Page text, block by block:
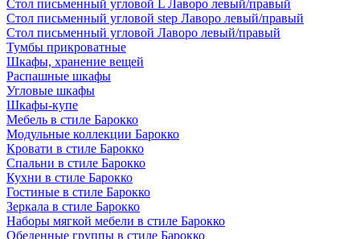
Стол письменный угловой L Лаворо левый/правый
Стол письменный угловой step Лаворо левый/правый
Стол письменный угловой Лаворо левый/правый
Тумбы прикроватные
Шкафы, хранение вещей
Распашные шкафы
Угловые шкафы
Шкафы-купе
Мебель в стиле Барокко
Модульные коллекции Барокко
Кровати в стиле Барокко
Спальни в стиле Барокко
Кухни в стиле Барокко
Гостиные в стиле Барокко
Зеркала в стиле Барокко
Наборы мягкой мебели в стиле Барокко
Обеденные группы в стиле Барокко